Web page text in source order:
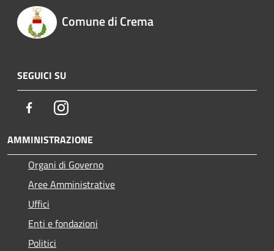
Comune di Crema
SEGUICI SU
FacebookInstagram
AMMINISTRAZIONE
Organi di Governo
Aree Amministrative
Uffici
Enti e fondazioni
Politici